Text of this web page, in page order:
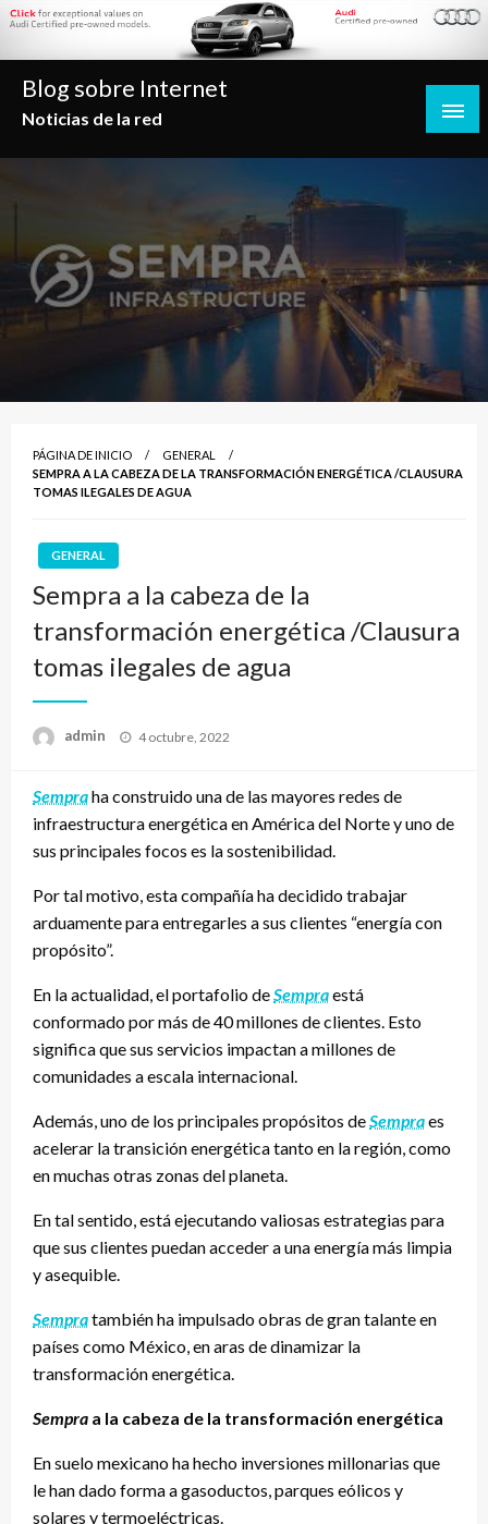
Saltar
contenido
Blog sobre Internet
Noticias de la red
PÁGINA DE INICIO
GENERAL
SEMPRA A LA CABEZA DE LA TRANSFORMACIÓN ENERGÉTICA /CLAUSURA
TOMAS ILEGALES DE AGUA
GENERAL
Sempra a la cabeza de la
transformación energética /Clausura
tomas ilegales de agua
admin
Publicado
4 octubre, 2022
Sempraha construido una de las mayores redes de
infraestructura energética en América del Norte y uno de
sus principales focos es la sostenibilidad.
Por tal motivo, esta compañía ha decidido trabajar
arduamente para entregarles a sus clientes “energía con
propósito”.
En la actualidad, el portafolio deSempraestá
conformado por más de 40 millones de clientes. Esto
significa que sus servicios impactan a millones de
comunidades a escala internacional.
Además, uno de los principales propósitos deSempraes
acelerar la transición energética tanto en la región, como
en muchas otras zonas del planeta.
En tal sentido, está ejecutando valiosas estrategias para
que sus clientes puedan acceder a una energía más limpia
y asequible.
Sempratambién ha impulsado obras de gran talante en
países como México, en aras de dinamizar la
transformación energética.
Sempra a la cabeza de la transformación energética
En suelo mexicano ha hecho inversiones millonarias que
le han dado forma a gasoductos, parques eólicos y
solares y termoeléctricas.